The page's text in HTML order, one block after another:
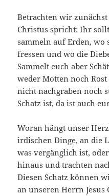
Betrachten wir zunächst
Christus spricht: Ihr
sammeln auf Erden, wo
fressen und wo die
Sammelt euch aber
weder Motten noch
nicht nachgraben noch
Schatz ist, da ist auch
Woran hängt unser
irdischen Dinge, an die
was vergänglich ist,
hinaus und trachten
Diesen Schatz können
an unseren Herrn Jesus